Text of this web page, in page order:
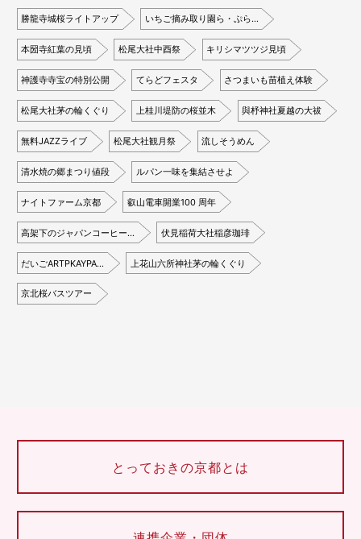
勝龍寺城桜ライトアップ いちご摘み取り園ら・ぷら…
本圀寺紅葉の見頃 松尾大社中酉祭 キリシマツツジ見頃
神護寺寺宝の特別公開 てらどフェスタ さつまいも苗植え体験
松尾大社茅の輪くぐり 上桂川堤防の桜並木 與杼神社夏越の大祓
無料JAZZライブ 松尾大社観月祭 流しそうめん
清水焼の郷まつり値段 ルパン一味を集結させよ
ナイトファーム京都 叡山電車開業100 周年
高架下のジャパンコーヒー… 伏見稲荷大社稲彦珈琲
だいごARTPKAYPA… 上花山六所神社茅の輪くぐり
京北桜バスツアー
とっておきの京都とは